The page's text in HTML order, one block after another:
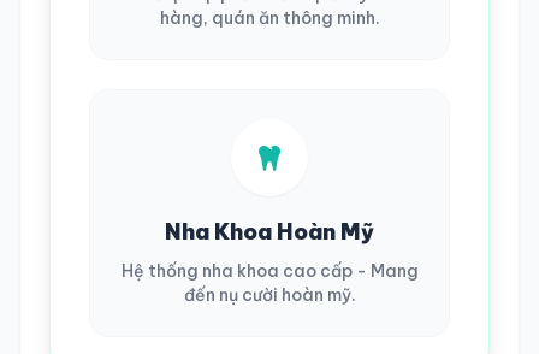
hàng, quán ăn thông minh.
Nha Khoa Hoàn Mỹ
Hệ thống nha khoa cao cấp - Mang
đến nụ cười hoàn mỹ.